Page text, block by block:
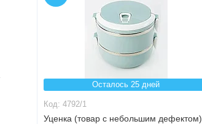
Осталось 25 дней
4792/1
Уценка (товар с небольшим дефектом)